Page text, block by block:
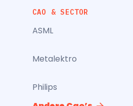
CAO & SECTOR
ASML
Metalektro
Philips